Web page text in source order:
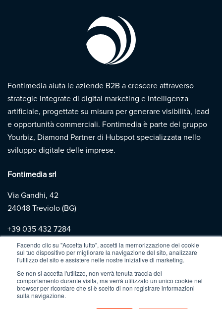
Facendo clic su "Accetta tutto", accetti la memorizzazione dei cookie
sul tuo dispositivo per migliorare la navigazione del sito, analizzare
l'utilizzo del sito e assistere nelle nostre iniziative di marketing.
Se non si accetta l'utilizzo, non verrà tenuta traccia del
comportamento durante visita, ma verrà utilizzato un unico cookie nel
browser per ricordare che si è scelto di non registrare informazioni
sulla navigazione.
Fontimedia aiuta le aziende B2B a crescere attraverso
strategie integrate di digital marketing e intelligenza
artificiale, progettate su misura per generare visibilità, lead
e opportunità commerciali. Fontimedia è parte del gruppo
Yourbiz, Diamond Partner di Hubspot specializzata nello
sviluppo digitale delle imprese.
Fontimedia srl
Via Gandhi, 42
24048 Treviolo (BG)
+39 035 432 7284
Copyright 2026 | Fontimedia |P.IVA: 03997730167 |
Policy|Cookie Policy